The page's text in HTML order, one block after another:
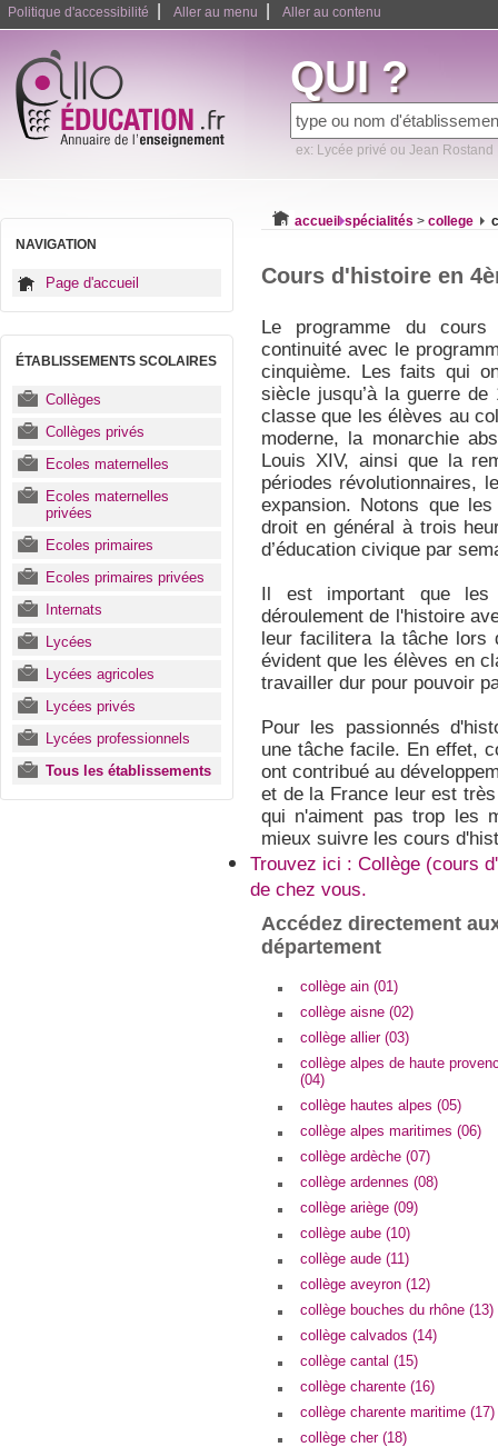
Politique d'accessibilité Aller au menu Aller au contenu
QUI ?
ex: Lycée privé ou Jean Rostand
NAVIGATION
Page d'accueil
ÉTABLISSEMENTS SCOLAIRES
Collèges
Collèges privés
Ecoles maternelles
Ecoles maternelles
privées
Ecoles primaires
Ecoles primaires privées
Internats
Lycées
Lycées agricoles
Lycées privés
Lycées professionnels
Tous les établissements
accueil spécialités > college
Cours d'histoire en
Le programme du
continuité avec le
cinquième. Les faits qui
siècle jusqu’à la guerre
classe que les élèves au
moderne, la monarchie
Louis XIV, ainsi que la
périodes révolutionnaires,
expansion. Notons que
droit en général à trois
d’éducation civique par
Il est important que les
déroulement de l'histoire
leur facilitera la tâche lors
évident que les élèves en
travailler dur pour pouvoir
Pour les passionnés
une tâche facile. En effet,
ont contribué au
et de la France leur est
qui n'aiment pas trop les
mieux suivre les cours
Trouvez ici : Collège (cours
de chez vous.
Accédez directement
département
collège ain (01)
collège aisne (02)
collège allier (03)
collège alpes de haute
(04)
collège hautes alpes (05)
collège alpes maritimes (06)
collège ardèche (07)
collège ardennes (08)
collège ariège (09)
collège aube (10)
collège aude (11)
collège aveyron (12)
collège bouches du rhône (13)
collège calvados (14)
collège cantal (15)
collège charente (16)
collège charente maritime (17)
collège cher (18)